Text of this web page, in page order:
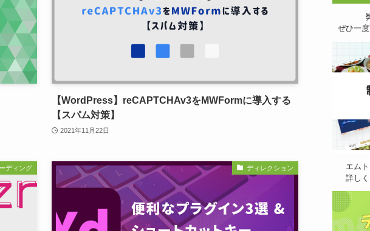
【WordPress】reCAPTCHAv3をMWFormに導入する
【スパム対策】
2021年11月22日
ディング ディレクション
ぜひ一
エム
詳し